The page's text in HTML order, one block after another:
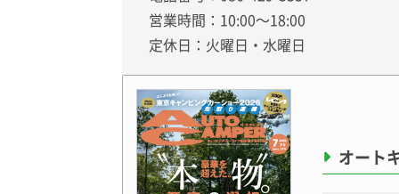
営業時間：10:00～18:00
定休日：火曜日・水曜日
オート